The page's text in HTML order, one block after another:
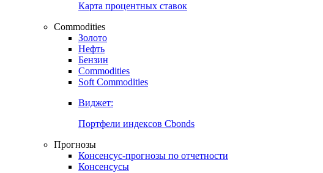
Карта процентных ставок
Commodities
Золото
Нефть
Бензин
Commodities
Soft Commodities
Виджет:
Портфели индексов Cbonds
Прогнозы
Консенсус-прогнозы по отчетности
Консенсусы